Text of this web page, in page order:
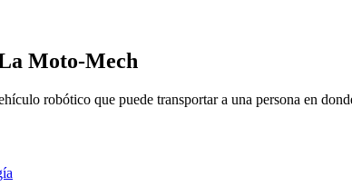
Moto-Mech
robótico que puede transportar a una persona en